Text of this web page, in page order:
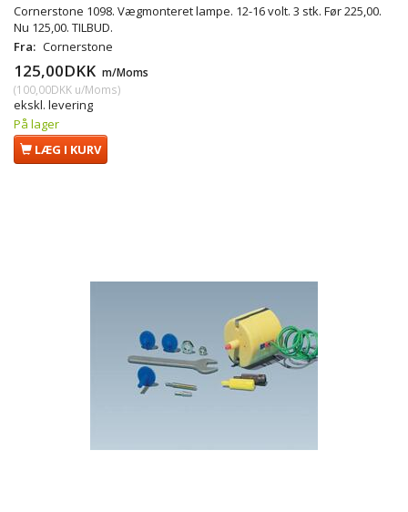
Cornerstone 1098. Vægmonteret lampe. 12-16 volt. 3 stk. Før 225,00.
Nu 125,00. TILBUD.
Fra: Cornerstone
125,00DKK m/Moms
(100,00DKK u/Moms)
ekskl. levering
På lager
LÆG I KURV